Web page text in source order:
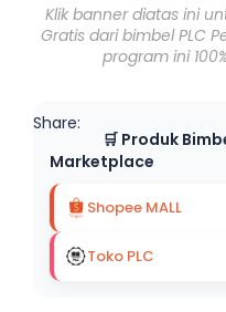
Klik banner diatas ini
Gratis dari bimbel PLC
program ini
Share:
🛒 Produk
Marketplace
Shopee MALL
Toko PLC